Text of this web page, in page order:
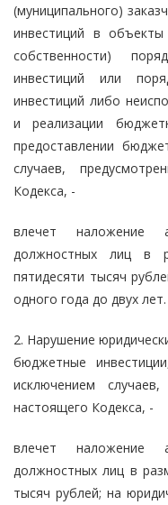
(муниципального)
инвестиций в объекты
собственности)
инвестиций или
инвестиций либо
и реализации
предоставлении
случаев,
Кодекса, -
влечет наложение
должностных лиц в
пятидесяти тысяч
одного года до двух лет.
2. Нарушение
бюджетные
исключением
настоящего Кодекса, -
влечет наложение
должностных лиц в
тысяч рублей; на